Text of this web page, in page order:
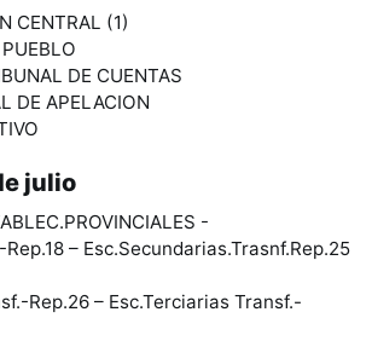
CENTRAL (1)
DE CUENTAS
DE APELACION
julio
-
– Esc.Secundarias.Trasnf.Rep.25
Rep.26 – Esc.Terciarias Transf.-